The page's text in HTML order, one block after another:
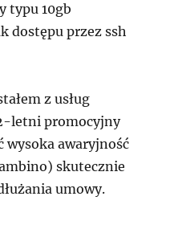
typu 10gb
dostępu przez ssh
z usług
letni promocyjny
wysoka awaryjność
skutecznie
umowy.